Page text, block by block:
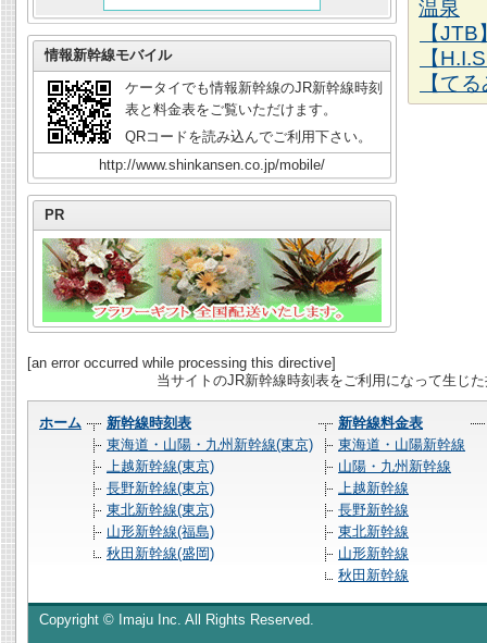
温泉
【
【
【て
情報新幹線モバイル
ケータイでも情報新幹線のJR新幹線時刻
表と料金表をご覧いただけます。
QRコードを読み込んでご利用下さい。
http://www.shinkansen.co.jp/mobile/
PR
[an error occurred while processing this directive]
当サイトのJR新幹線時刻表をご利用になって生じ
ホーム
新幹線時刻表
東海道・山陽・九州新幹線(東京)
上越新幹線(東京)
長野新幹線(東京)
東北新幹線(東京)
山形新幹線(福島)
秋田新幹線(盛岡)
新幹線料金表
東海道・山陽新幹線
山陽・九州新幹線
上越新幹線
長野新幹線
東北新幹線
山形新幹線
秋田新幹線
Copyright © Imaju Inc. All Rights Reserved.